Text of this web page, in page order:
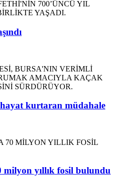
hayat kurtaran müdahale
milyon yıllık fosil bulundu